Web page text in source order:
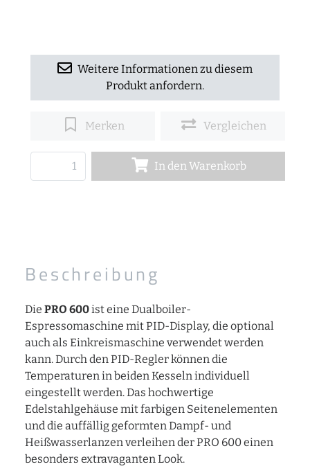
Weitere Informationen zu diesem
Produkt anfordern.
Merken Vergleichen
In den Warenkorb
Beschreibung
Die PRO 600ist eine Dualboiler-
Espressomaschine mit PID-Display, die optional
auch als Einkreismaschine verwendet werden
kann. Durch den PID-Regler können die
Temperaturen in beiden Kesseln individuell
eingestellt werden. Das hochwertige
Edelstahlgehäuse mit farbigen Seitenelementen
und die auffällig geformten Dampf- und
Heißwasserlanzen verleihen der PRO 600 einen
besonders extravaganten Look.